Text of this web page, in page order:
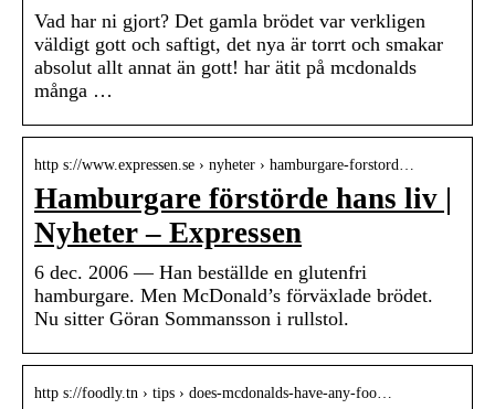
Vad har ni gjort? Det gamla brödet var verkligen
väldigt gott och saftigt, det nya är torrt och smakar
absolut allt annat än gott! har ätit på mcdonalds
många …
http s://www.expressen.se › nyheter › hamburgare-forstord…
Hamburgare förstörde hans liv |
Nyheter – Expressen
6 dec. 2006 — Han beställde en glutenfri
hamburgare. Men McDonald’s förväxlade brödet.
Nu sitter Göran Sommansson i rullstol.
http s://foodly.tn › tips › does-mcdonalds-have-any-foo…